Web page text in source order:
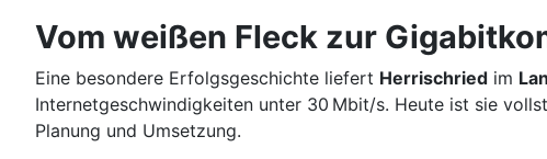
Vom weißen Fleck zur
Eine besondere Erfolgsgeschichte liefert Herrischried im
Internetgeschwindigkeiten unter 30 Mbit/s. Heute ist sie
Planung und Umsetzung.